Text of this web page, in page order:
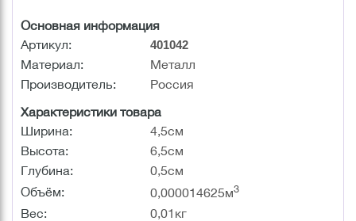
Основная информация
Артикул:
401042
Материал:
Металл
Производитель:
Россия
Характеристики товара
Ширина:
4,5см
Высота:
6,5см
Глубина:
0,5см
Объём:
0,000014625м3
Вес: 0,01кг